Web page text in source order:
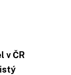
v ČR